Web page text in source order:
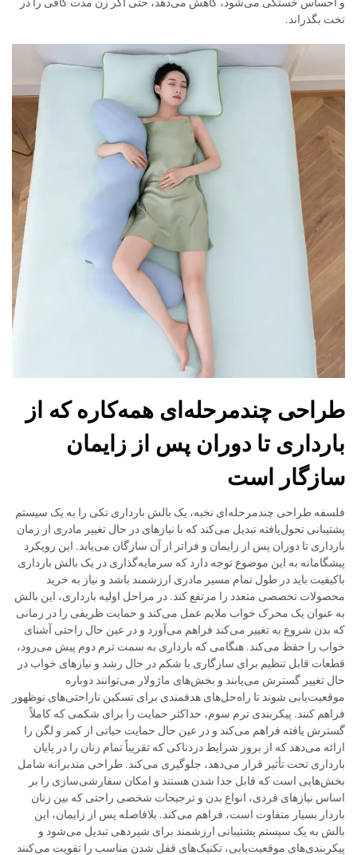
تخت بگذراند.
طراحی چندمرحله‌ای همه‌کاره که از
بارداری تا دوران پس از زایمان
سازگار است
فلسفه طراحی چندمرحله‌ای نخبه، یک بالش بارداری تکی را به یک سیستم
پشتیبانی تحول‌یافته تبدیل می‌کند که با نیازهای در حال تغییر مادری از زمان
بارداری تا دوران پس از زایمان و فراتر از آن سازگان می‌یابد. این رویکرد
پیشگامانه به این موضوع توجه دارد که سرمایه‌گذاری در یک بالش بارداری
باکیفیت باید در طول تمام مسیر مادری ارزشمند باشد و نیاز به خرید
محصولات تخصصی متعدد را مرتفع کند. در مراحل اولیه بارداری، این بالش
به عنوان یک محرک خواب ملایم عمل می‌کند و حمایت ظریفی را در زمانی
که بدن شروع به تغییر می‌کند فراهم می‌آورد و در عین حال راحتی آشنای
خواب را حفظ می‌کند. هنگامی که بارداری به سمت ترم دوم پیش می‌رود،
قطعات قابل تنظیم برای سازگاری با شکم در حال رشد و نیازهای خواب در
حال تغییر گسترش می‌یابند و بخش‌های ماژولار می‌توانند دوباره
موقعیت‌یابی شوند تا راه‌حل‌های هدفمندی برای تسکین ناراحتی‌های نوظهور
فراهم کنند. پیکربندی ترم سوم، حداکثر حمایت را برای شکمی که کاملاً
گسترش یافته فراهم می‌کند و در عین حال حمایت حیاتی از کمر و لگن را
ارائه می‌دهد که از بروز شرایط دردناکی که تقریباً تمام زنان را در پایان
بارداری تحت تأثیر قرار می‌دهد، جلوگیری می‌کند. طراحی متدبرانه شامل
بخش‌هایی است که قابل جدا شدن هستند و امکان سفارشی‌سازی را بر
اساس نیازهای فردی، انواع بدن و ترجیحات شخصی راحتی که بین زنان
باردار بسیار متفاوت است، فراهم می‌کند. بلافاصله پس از زایمان، این
بالش به یک سیستم پشتیبانی ارزشمند برای شیردهی تبدیل می‌شود و
پیکربندی‌های موقعیت‌یابی، تکنیک‌های قفل شدن مناسب را تقویت می‌کنند